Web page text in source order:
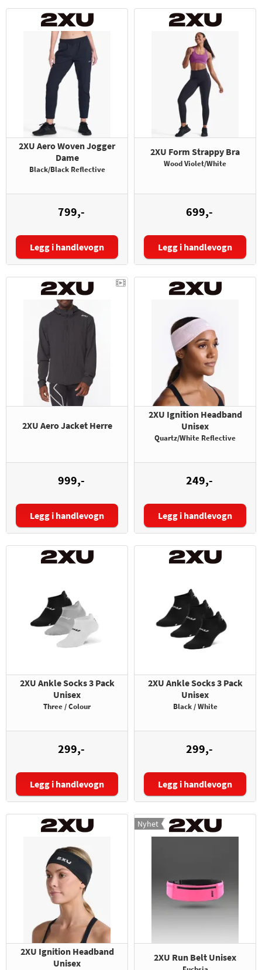
2XU Aero Woven Jogger
Dame
Black/Black Reflective
799,-
Størrelse:
Legg i handlevogn
2XU Form Strappy Bra
Wood Violet/White
699,-
Størrelse:
Legg i handlevogn
2XU Aero Jacket Herre
999,-
Størrelse:
Legg i handlevogn
2XU Ignition Headband
Unisex
Quartz/White Reflective
249,-
Legg i handlevogn
2XU Ankle Socks 3 Pack
Unisex
Three / Colour
299,-
Størrelse:
Legg i handlevogn
2XU Ankle Socks 3 Pack
Unisex
Black / White
299,-
Størrelse:
Legg i handlevogn
2XU Ignition Headband
Unisex
Nyhet
2XU Run Belt Unisex